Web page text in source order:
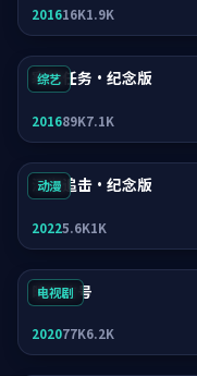
201616K1.9K
综艺
寒锋任务·纪念版
201689K7.1K
动漫
深海追击·纪念版
20225.6K1K
电视剧
暗夜信号
202077K6.2K